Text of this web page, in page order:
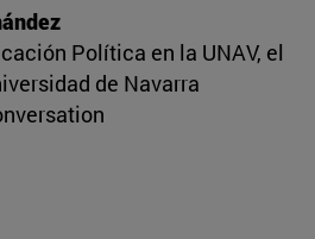
Política en la UNAV, el
de Navarra